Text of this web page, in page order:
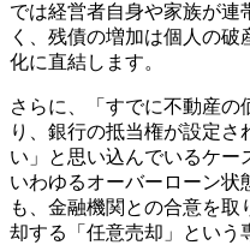
では経営者自身や家族が連
く、残債の増加は個人の
化に直結します。
さらに、「すでに不動産の
り、銀行の抵当権が設定
い」と思い込んでいるケー
いわゆるオーバーローン状
も、金融機関との合意を
却する「任意売却」という